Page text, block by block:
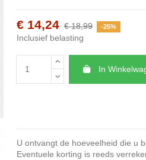
€ 14,24 € 18,99 -25%
Inclusief belasting
In
U ontvangt de hoeveelheid die u
Eventuele korting is reeds